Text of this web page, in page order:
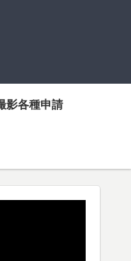
影各種申請